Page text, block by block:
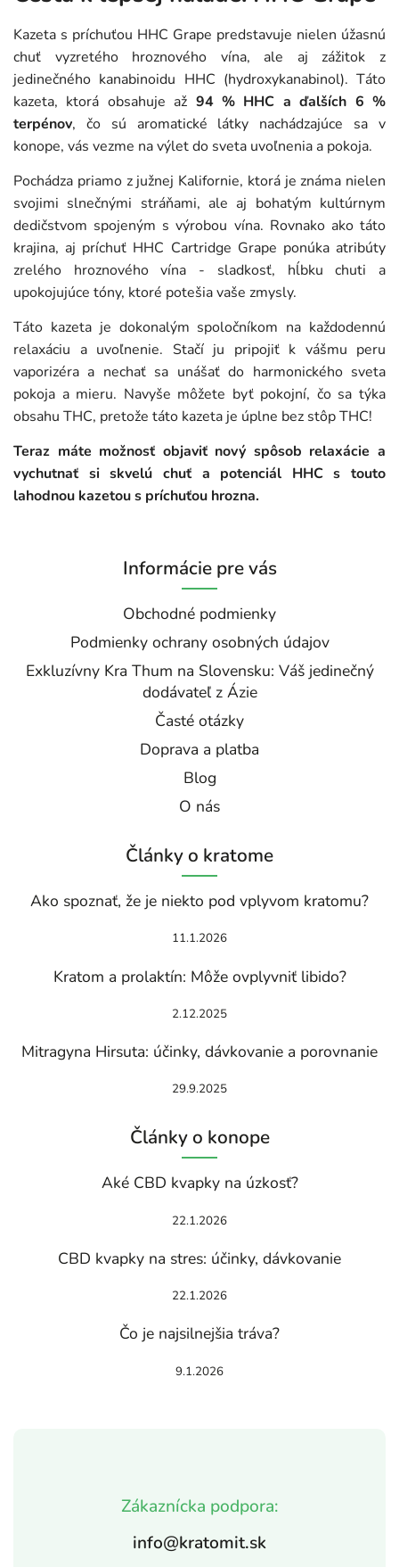
Kazeta s príchuťou HHC Grape predstavuje nielen úžasnú
chuť vyzretého hroznového vína, ale aj zážitok z
jedinečného kanabinoidu HHC (hydroxykanabinol). Táto
kazeta, ktorá obsahuje až 94 % HHC a ďalších 6 %
terpénov, čo sú aromatické látky nachádzajúce sa v
konope, vás vezme na výlet do sveta uvoľnenia a pokoja.
Pochádza priamo z južnej Kalifornie, ktorá je známa nielen
svojimi slnečnými stráňami, ale aj bohatým kultúrnym
dedičstvom spojeným s výrobou vína. Rovnako ako táto
krajina, aj príchuť HHC Cartridge Grape ponúka atribúty
zrelého hroznového vína - sladkosť, hĺbku chuti a
upokojujúce tóny, ktoré potešia vaše zmysly.
Táto kazeta je dokonalým spoločníkom na každodennú
relaxáciu a uvoľnenie. Stačí ju pripojiť k vášmu peru
vaporizéra a nechať sa unášať do harmonického sveta
pokoja a mieru. Navyše môžete byť pokojní, čo sa týka
obsahu THC, pretože táto kazeta je úplne bez stôp THC!
Teraz máte možnosť objaviť nový spôsob relaxácie a
vychutnať si skvelú chuť a potenciál HHC s touto
lahodnou kazetou s príchuťou hrozna.
Zákaznícka podpora:
info@kratomit.sk
Informácie pre vás
Obchodné podmienky
Podmienky ochrany osobných údajov
Exkluzívny Kra Thum na Slovensku: Váš jedinečný
dodávateľ z Ázie
Časté otázky
Doprava a platba
Blog
O nás
Články o kratome
Ako spoznať, že je niekto pod vplyvom kratomu?
11.1.2026
Kratom a prolaktín: Môže ovplyvniť libido?
2.12.2025
Mitragyna Hirsuta: účinky, dávkovanie a porovnanie
29.9.2025
Články o konope
Aké CBD kvapky na úzkosť?
22.1.2026
CBD kvapky na stres: účinky, dávkovanie
22.1.2026
Čo je najsilnejšia tráva?
9.1.2026